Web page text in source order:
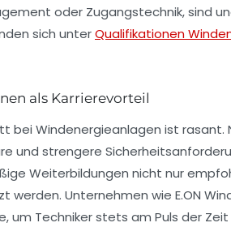
oder Zugangstechnik, sind
sich unterQualifikationen
als Karrierevorteil
bei Windenergieanlagen ist rasant.
und strengere
Weiterbildungen nicht nur
werden. Unternehmen wie E.ON
um Techniker stets am Puls der